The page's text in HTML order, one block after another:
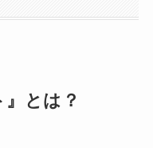
』とは？